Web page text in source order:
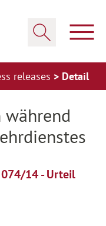
releases Detail
074/14 - Urteil